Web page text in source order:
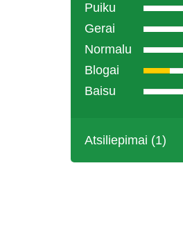
Puiku
Gerai
Normalu
Blogai
Baisu
Atsiliepimai (1)